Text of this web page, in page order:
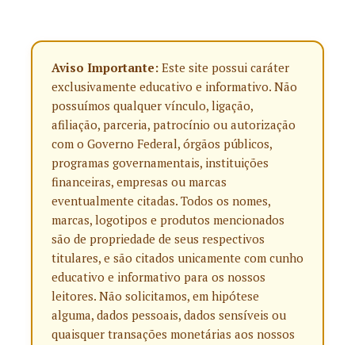
Aviso Importante: Este site possui caráter
exclusivamente educativo e informativo. Não
possuímos qualquer vínculo, ligação,
afiliação, parceria, patrocínio ou autorização
com o Governo Federal, órgãos públicos,
programas governamentais, instituições
financeiras, empresas ou marcas
eventualmente citadas. Todos os nomes,
marcas, logotipos e produtos mencionados
são de propriedade de seus respectivos
titulares, e são citados unicamente com cunho
educativo e informativo para os nossos
leitores. Não solicitamos, em hipótese
alguma, dados pessoais, dados sensíveis ou
quaisquer transações monetárias aos nossos